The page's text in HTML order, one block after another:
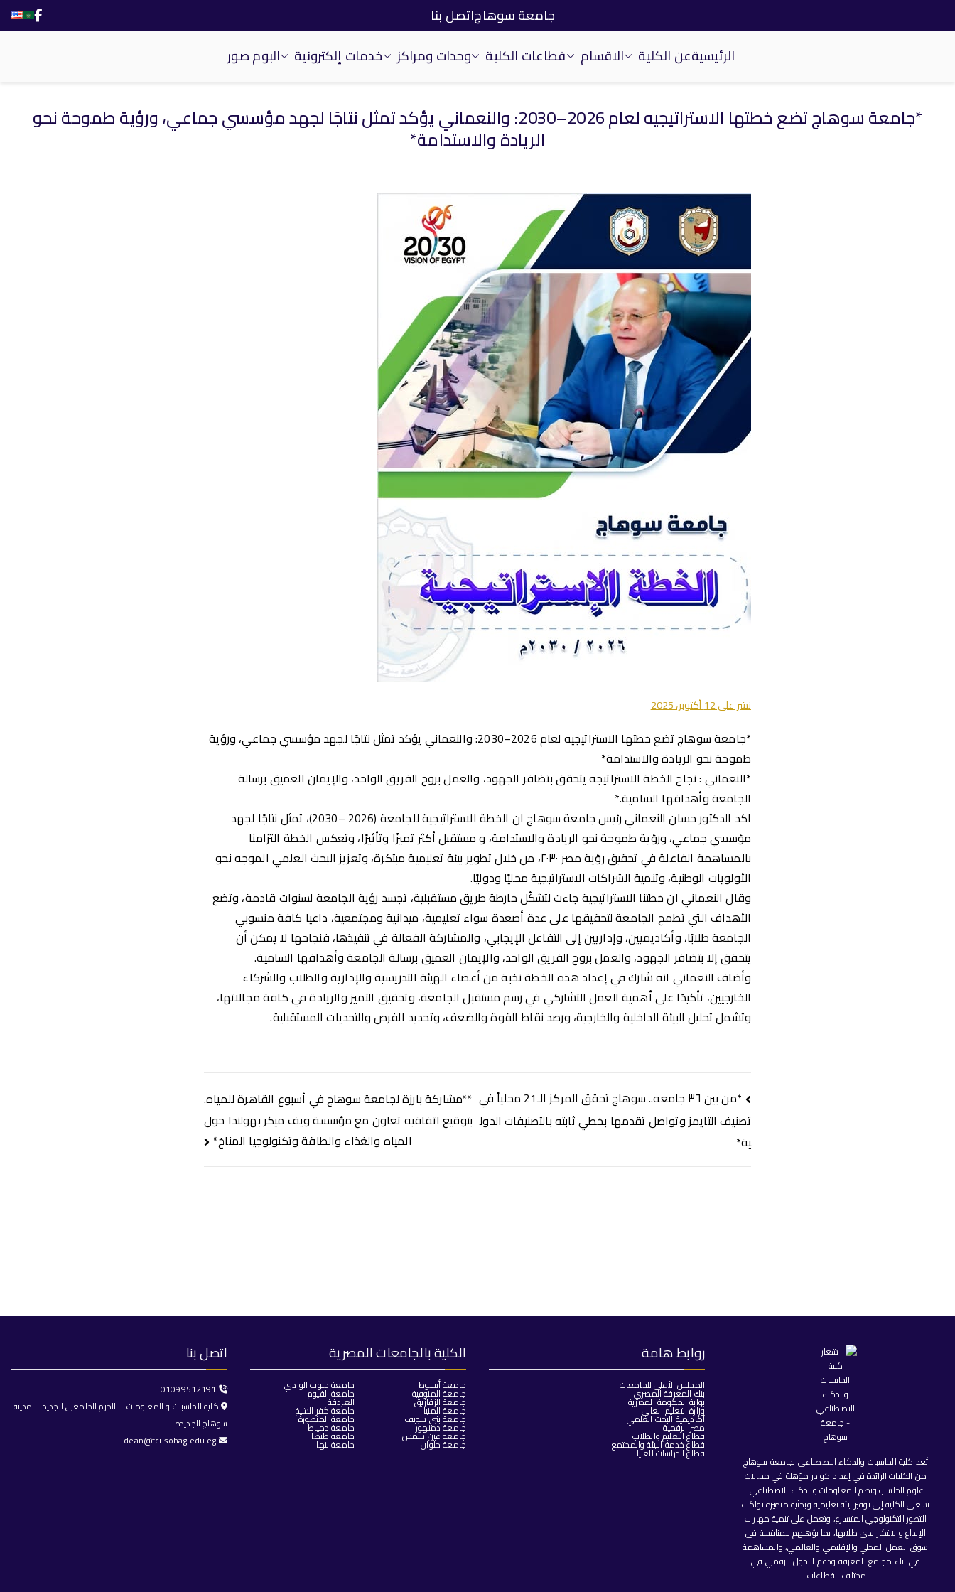
جامعة سوهاجاتصل بنا
كلية الحاسبات والذكاء الاصطناعي
الرئيسيةعن الكلية الاقسام قطاعات الكلية وحدات ومراكز خدمات إلكترونية البوم صور
*جامعة سوهاج تضع خطتها الاستراتيجيه لعام 2026–2030: والنعماني يؤكد تمثل نتاجًا لجهد مؤسسي جماعي، ورؤية طموحة نحو
الريادة والاستدامة*
نشر على12 أكتوبر، 2025
*جامعة سوهاج تضع خطتها الاستراتيجيه لعام 2026–2030: والنعماني يؤكد تمثل نتاجًا لجهد مؤسسي جماعي، ورؤية
طموحة نحو الريادة والاستدامة*
*النعماني : نجاح الخطة الاستراتيجه يتحقق بتضافر الجهود، والعمل بروح الفريق الواحد، والإيمان العميق برسالة
الجامعة وأهدافها السامية.*
اكد الدكتور حسان النعماني رئيس جامعة سوهاج ان الخطة الاستراتيجية للجامعة (2026 –2030)، تمثل نتاجًا لجهد
مؤسسي جماعي، ورؤية طموحة نحو الريادة والاستدامة، و مستقبل أكثر تميزًا وتأثيرًا، وتعكس الخطة التزامنا
بالمساهمة الفاعلة في تحقيق رؤية مصر ٢٠٣٠، من خلال تطوير بيئة تعليمية مبتكرة، وتعزيز البحث العلمي الموجه نحو
الأولويات الوطنية، وتنمية الشراكات الاستراتيجية محليًا ودوليًا.
وقال النعماني ان خطتنا الاستراتيجية جاءت لتشكّل خارطة طريق مستقبلية، تجسد رؤية الجامعة لسنوات قادمة، وتضع
الأهداف التي تطمح الجامعة لتحقيقها على عدة أصعدة سواء تعليمية، ميدانية ومجتمعية، داعيا كافة منسوبي
الجامعة طلابًا، وأكاديميين، وإداريين إلى التفاعل الإيجابي، والمشاركة الفعالة في تنفيذها، فنجاحها لا يمكن أن
يتحقق إلا بتضافر الجهود، والعمل بروح الفريق الواحد، والإيمان العميق برسالة الجامعة وأهدافها السامية.
وأضاف النعماني انه شارك في إعداد هذه الخطة نخبة من أعضاء الهيئة التدريسية والإدارية والطلاب والشركاء
الخارجيين، تأكيدًا على أهمية العمل التشاركي في رسم مستقبل الجامعة، وتحقيق التميز والريادة في كافة مجالاتها،
وتشمل تحليل البيئة الداخلية والخارجية، ورصد نقاط القوة والضعف، وتحديد الفرص والتحديات المستقبلية.
تصفّح
المقالات
*من بين ٣٦ جامعه.. سوهاج تحقق المركز الـ21 محلياً في
تصنيف التايمز وتواصل تقدمها بخطي ثابته بالتصنيفات الدول
ية*
**مشاركة بارزة لجامعة سوهاج في أسبوع القاهرة للمياه.
بتوقيع اتفاقيه تعاون مع مؤسسة ويف ميكر بهولندا حول
المياه والغذاء والطاقة وتكنولوجيا المناخ*
تُعد كلية الحاسبات والذكاء الاصطناعي بجامعة سوهاج
من الكليات الرائدة في إعداد كوادر مؤهلة في مجالات
علوم الحاسب ونظم المعلومات والذكاء الاصطناعي.
تسعى الكلية إلى توفير بيئة تعليمية وبحثية متميزة تواكب
التطور التكنولوجي المتسارع، وتعمل على تنمية مهارات
الإبداع والابتكار لدى طلابها، بما يؤهلهم للمنافسة في
سوق العمل المحلي والإقليمي والعالمي، والمساهمة
في بناء مجتمع المعرفة ودعم التحول الرقمي في
مختلف القطاعات.
روابط هامة
المجلس الأعلى للجامعات
بنك المعرفة المصري
بوابة الحكومة المصرية
وزارة التعليم العالي
أكاديمية البحث العلمي
مصر الرقمية
قطاع التعليم والطلاب
قطاع خدمة البيئة والمجتمع
قطاع الدراسات العليا
الكلية بالجامعات المصرية
جامعة أسيوط
جامعة المنوفية
جامعة الزقازيق
جامعة المنيا
جامعة بني سويف
جامعة دمنهور
جامعة عين شمس
جامعة حلوان
جامعة جنوب الوادي
جامعة الفيوم
الغردقة
جامعة كفر الشيخ
جامعة المنصورة
جامعة دمياط
جامعة طنطا
جامعة بنها
اتصل بنا
01099512191
كلية الحاسبات و المعلومات – الحرم الجامعى الجديد – مدينة
سوهاج الجديدة